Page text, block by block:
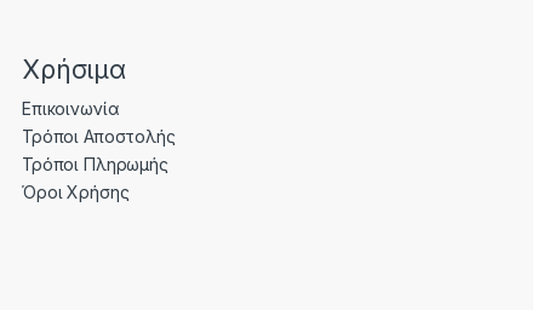
Χρήσιμα
Επικοινωνία
Τρόποι Αποστολής
Τρόποι Πληρωμής
Όροι Χρήσης